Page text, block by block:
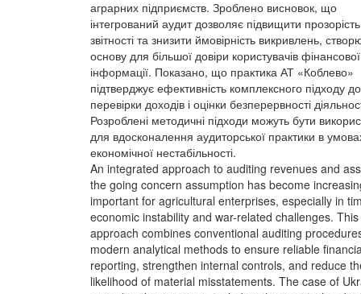
аграрних підприємств. Зроблено висновок, що
інтегрований аудит дозволяє підвищити прозорість
звітності та знизити ймовірність викривлень,
основу для більшої довіри користувачів фінансової
інформації. Показано, що практика АТ «Коблево»
підтверджує ефективність комплексного підходу до
перевірки доходів і оцінки безперервності
Розроблені методичні підходи можуть бути
для вдосконалення аудиторської практики в
економічної нестабільності.
An integrated approach to auditing revenues and
the going concern assumption has become
important for agricultural enterprises, especially in
economic instability and war-related challenges. This
approach combines conventional auditing
modern analytical methods to ensure reliable
reporting, strengthen internal controls, and reduce
likelihood of material misstatements. The case of